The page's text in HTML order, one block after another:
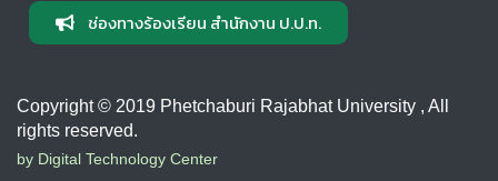
ช่องทางร้องเรียน สำนักงาน ป.ป.ท.
Copyright © 2019 Phetchaburi Rajabhat University , All
rights reserved.
by Digital Technology Center